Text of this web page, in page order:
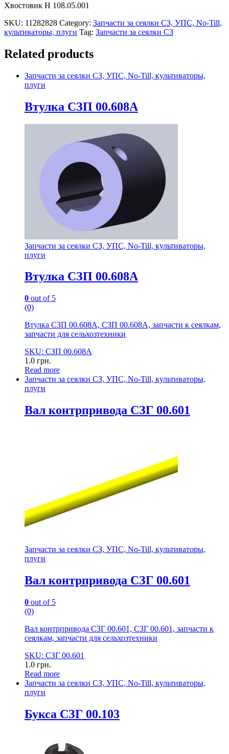
Хвостовик Н 108.05.001
SKU: 11282828 Category: Запчасти за сеялки СЗ, УПС, No-Till,
культиваторы, плуги Tag: Запчасти за сеялки СЗ
Related products
Запчасти за сеялки СЗ, УПС, No-Till, культиваторы,
плуги
Втулка СЗП 00.608А
Запчасти за сеялки СЗ, УПС, No-Till, культиваторы,
плуги
Втулка СЗП 00.608А
0 out of 5
(0)
Втулка СЗП 00.608А, СЗП 00.608А, запчасти к сеялкам,
запчасти для сельхозтехники
SKU: СЗП 00.608А
1.0 грн.
Read more
Запчасти за сеялки СЗ, УПС, No-Till, культиваторы,
плуги
Вал контрпривода СЗГ 00.601
Запчасти за сеялки СЗ, УПС, No-Till, культиваторы,
плуги
Вал контрпривода СЗГ 00.601
0 out of 5
(0)
Вал контрпривода СЗГ 00.601, СЗГ 00.601, запчасти к
сеялкам, запчасти для сельхозтехники
SKU: СЗГ 00.601
1.0 грн.
Read more
Запчасти за сеялки СЗ, УПС, No-Till, культиваторы,
плуги
Букса СЗГ 00.103